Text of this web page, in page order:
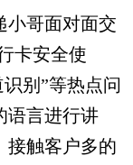
哥面对面交
卡安全使
别”等热点问
语言进行讲
接触客户多的